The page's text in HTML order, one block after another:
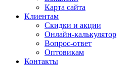
Карта сайта
Клиентам
Скидки и акции
Онлайн-калькулятор
Вопрос-ответ
Оптовикам
Контакты